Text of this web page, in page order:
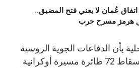
اتفاق عُمان لا يعني فتح المضيق..
هرمز مسرح حرب
بأن الدفاعات الجوية الروسية
نجحت في اعتراض وإسقاط 72 طائرة مسيرة أوكرانية